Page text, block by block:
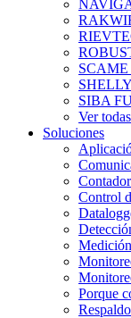
SHELLY
SIBA
Ver todas
Soluciones
Control
Porque